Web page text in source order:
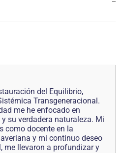
del Equilibrio,
Transgeneracional.
me he enfocado en
su verdadera naturaleza. Mi
como docente en la
y mi continuo deseo
me llevaron a profundizar y